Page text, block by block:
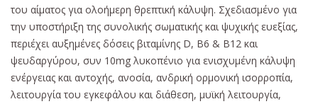
του αίματος για ολοήμερη θρεπτική κάλυψη. Σχεδιασμένο για
την υποστήριξη της συνολικής σωματικής και ψυχικής ευεξίας,
περιέχει αυξημένες δόσεις βιταμίνης D, Β6 & Β12 και
ψευδαργύρου, συν 10mg λυκοπένιο για ενισχυμένη κάλυψη
ενέργειας και αντοχής, ανοσία, ανδρική ορμονική ισορροπία,
λειτουργία του εγκεφάλου και διάθεση, μυϊκή λειτουργία,